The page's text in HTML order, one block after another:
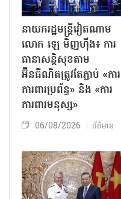
នាយករដ្ឋមន្ត្រីវៀតណាម
លោក ឡេ មិញហ៊ឹង៖ ការ
ធានាសន្តិសុខតាម
អ៊ីនធឺណិតត្រូវតែភ្ជាប់ «ការ
ការពារប្រព័ន្ធ» និង «ការ
ការពារមនុស្ស»
06/08/2026 ព័ត៌មាន